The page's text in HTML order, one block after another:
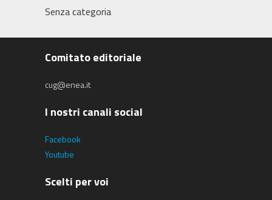
Senza categoria
Comitato editoriale
cug@enea.it
I nostri canali social
Facebook
Youtube
Scelti per voi